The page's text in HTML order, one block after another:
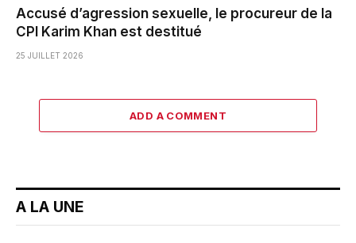
Accusé d’agression sexuelle, le procureur de la
CPI Karim Khan est destitué
25 JUILLET 2026
ADD A COMMENT
A LA UNE